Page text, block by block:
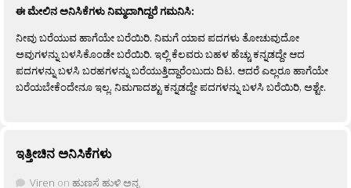
ಈ ಮೇಲಿನ ಅನಿಸಿಕೆಗಳು ನಿಮ್ಮದಾಗಿದ್ದರೆ ಗಮನಿಸಿ:
ನೀವು ಬರೆಯುವ ಹಾಗೆಯೇ ಬರೆಯಿರಿ. ನಿಮಗೆ ಯಾವ ಪದಗಳು ತೋಚುವುದೋ
ಅವುಗಳನ್ನು ಬಳಸಿಕೊಂಡೇ ಬರೆಯಿರಿ. ಇಲ್ಲಿ ಕೆಲವರು ಬಹಳ ಹೆಚ್ಚು ಕನ್ನಡದ್ದೇ ಆದ
ಪದಗಳನ್ನು ಬಳಸಿ ಬರಹಗಳನ್ನು ಬರೆಯುತ್ತಿದ್ದಾರೆಂಬುದು ದಿಟ. ಆದರೆ ಎಲ್ಲರೂ ಹಾಗೆಯೇ
ಬರೆಯಬೇಕೆಂದೇನೂ ಇಲ್ಲ. ನಿಮಗಾದಶ್ಟು ಕನ್ನಡದ್ದೇ ಪದಗಳನ್ನು ಬಳಸಿ ಬರೆಯಿರಿ, ಅಶ್ಟೇ.
ಇತ್ತೀಚಿನ ಅನಿಸಿಕೆಗಳು
Viren on ಹುಣಸೆ ಹುಳಿ ಅನ್ನ